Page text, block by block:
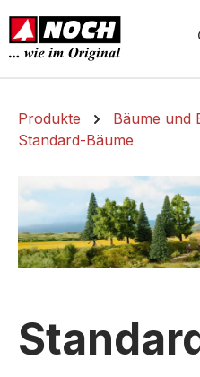
springen
Produkte
Bäume und
Standard-Bäume